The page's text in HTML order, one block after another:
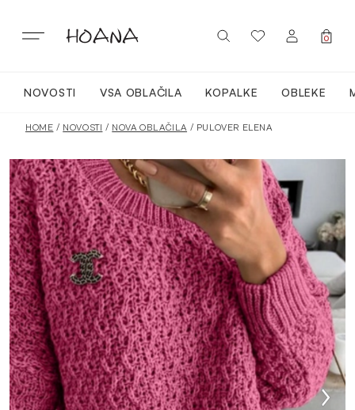
content
PRIJAVA / REGISTRACIJA
0
NOVOSTI VSA OBLAČILA KOPALKE OBLEKE
VSA OBLAČILA
OBLEKE
KOPALKE
ACTIVEWEAR
MAJICE & TOPI
HOME / NOVOSTI / NOVA OBLAČILA / PULOVER ELENA